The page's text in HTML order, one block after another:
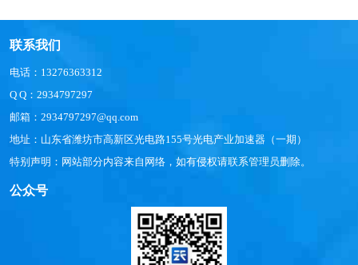
联系我们
电话：13276363312
Q Q：2934797297
邮箱：2934797297@qq.com
地址：山东省潍坊市高新区光电路155号光电产业加速器（一期）
特别声明：网站部分内容来自网络，如有侵权请联系管理员删除。
公众号